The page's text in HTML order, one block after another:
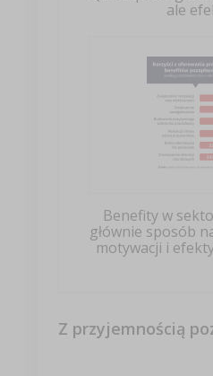
ale
Benefity w
głównie sposób
motywacji i
Z przyjemnością